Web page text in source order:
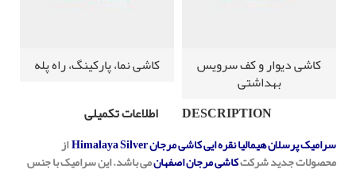
کاشی دیوار و کف سرویس
بهداشتی
کاشی نما، پارکینگ، راه پله
DESCRIPTION
اطلاعات تکمیلی
سرامیک پرسلان هیمالیا نقره ایی کاشی مرجان Himalaya Silver از
محصولات جدید شرکتکاشی مرجان اصفهانمی باشد. این سرامیک با جنس